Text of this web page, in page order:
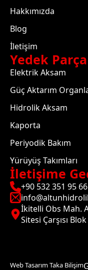
Hakkımızda
Blog
İletişim
Yedek Parça
Elektrik Aksam
Güç Aktarım
Hidrolik Aksam
Kaporta
Periyodik Bakım
Yürüyüş Takımları
İletişime
+90 532 351 95 66
İkitelli Obs Mah.
Sitesi Çarşısı
Web Tasarım Taka Bilişim